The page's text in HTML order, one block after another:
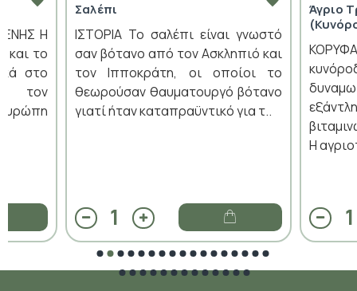
Η
και το
στο
τον
Σαλέπι
ΙΣΤΟΡΙΑ Το σαλέπι είναι γνωστό
σαν βότανο από τον Ασκληπιό και
τον Ιπποκράτη, οι οποίοι το
θεωρούσαν θαυματουργό βότανο
γιατί ήταν καταπραϋντικό για τ..
Άγριο
Η